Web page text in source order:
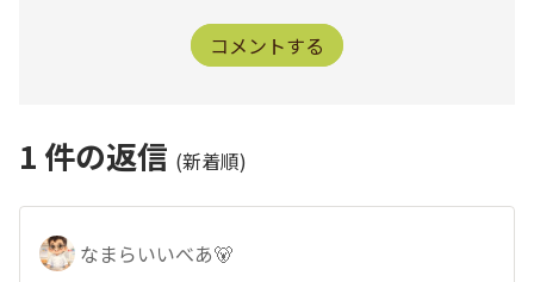
コメントする
1 件の返信 (新着順)
なまらいいべあ🐻